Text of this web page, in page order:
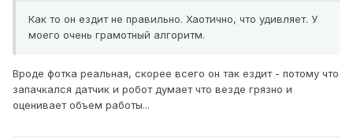
Как то он ездит не правильно. Хаотично, что удивляет. У
моего очень грамотный алгоритм.
Вроде фотка реальная, скорее всего он так ездит - потому что
запачкался датчик и робот думает что везде грязно и
оценивает объем работы...